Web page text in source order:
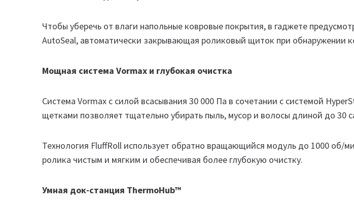
Чтобы уберечь от влаги напольные ковровые покрытия, в гаджете
AutoSeal, автоматически закрывающая роликовый щиток при обнаружении
Мощная система Vormax и глубокая очистка
Система Vormax с силой всасывания 30 000 Па в сочетании с системой
щетками позволяет тщательно убирать пыль, мусор и волосы длиной до 30
Технология FluffRoll использует обратно вращающийся модуль до 1000 об/
ролика чистым и мягким и обеспечивая более глубокую очистку.
Умная док-станция ThermoHub™